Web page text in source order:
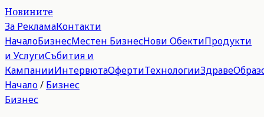
Новините
За РекламаКонтакти
НачалоБизнесМестен БизнесНови ОбектиПродукти
и УслугиСъбития и
КампанииИнтервютаОфертиТехнологииЗдраве
Начало/ Бизнес
Бизнес